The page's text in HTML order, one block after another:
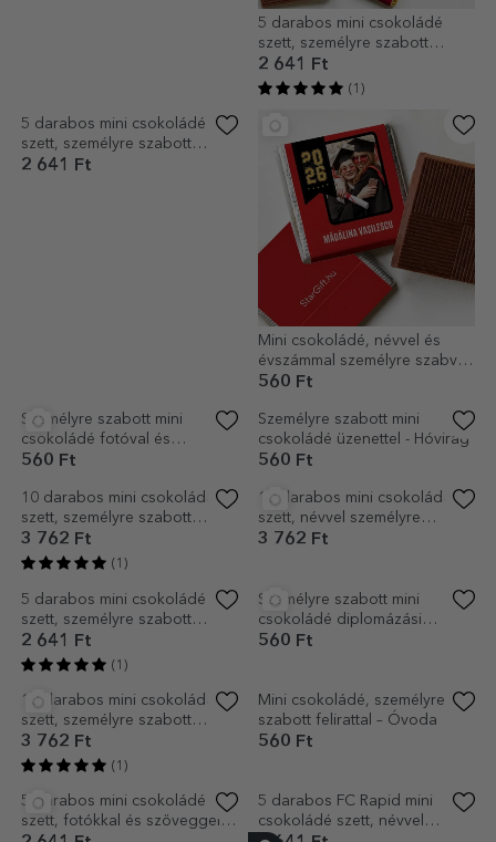
5 darabos mini csokoládé
szett, személyre szabott
fotókkal, QR-kóddal és
2 641 Ft
Mini csokoládé, névvel és
évszámmal személyre szabva
Személyre szabott mini
üzenettel, lóhere alakú
560 Ft 560 Ft